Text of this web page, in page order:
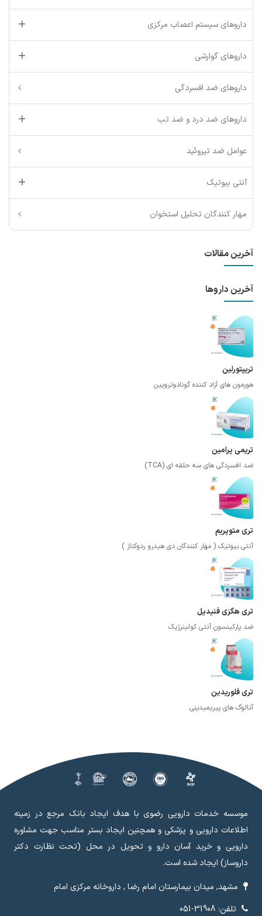
داروهای سیستم اعصاب مرکزی
داروهای گوارشی
داروهای ضد افسردگی
داروهای ضد درد و ضد تب
عوامل ضد تیروئید
آنتی بیوتیک
مهار کنندگان تحلیل استخوان
آخرین مقالات
آخرین داروها
تریپتورلین
هورمون های آزاد کننده گونادوتروپین
تریمی پرامین
ضد افسردگی های سه حلقه ای (TCA)
تری متوپریم
آنتی بیوتیک ( مهار کنندگان دی هیدرو ردوکتاز )
تری هگزی فنیدیل
ضد پارکینسون آنتی کولینرژیک
تری فلوریدین
آنالوگ های پیریمیدینی
موسسه خدمات دارویی رضوی با هدف ایجاد بانک مرجع در زمینه
اطلاعات دارویی و پزشکی و همچنین ایجاد بستر مناسب جهت مشاوره
دارویی و خرید آسان دارو و تحویل در محل (تحت نظارت دکتر
داروساز) ایجاد شده است.
مشهد, میدان بیمارستان امام رضا , داروخانه مرکزی امام
تلفن: 31908-051